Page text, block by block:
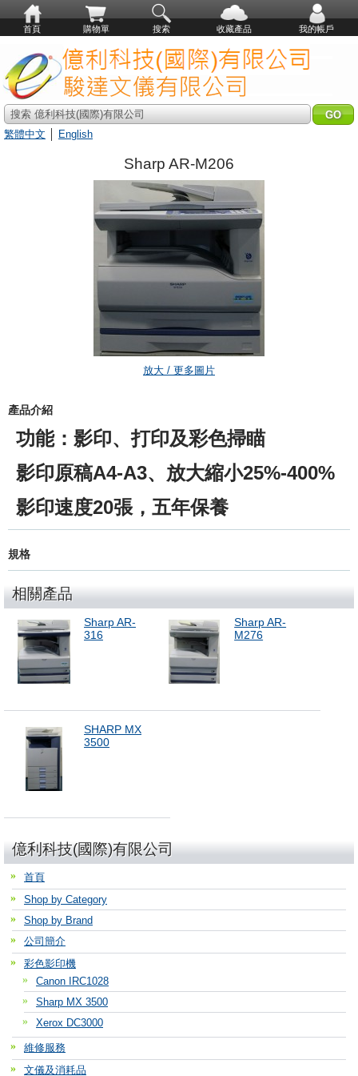
首頁 購物單 搜索 收藏產品 我的帳戶
搜索 億利科技(國際)有限公司
繁體中文
English
Sharp AR-M206
放大 / 更多圖片
產品介紹
功能：影印、打印及彩色掃瞄
影印原稿A4-A3、放大縮小25%-400%
影印速度20張，五年保養
規格
相關產品
Sharp AR-
316
Sharp AR-
M276
SHARP MX
3500
億利科技(國際)有限公司
首頁
Shop by Category
Shop by Brand
公司簡介
彩色影印機
Canon IRC1028
Sharp MX 3500
Xerox DC3000
維修服務
文儀及消耗品